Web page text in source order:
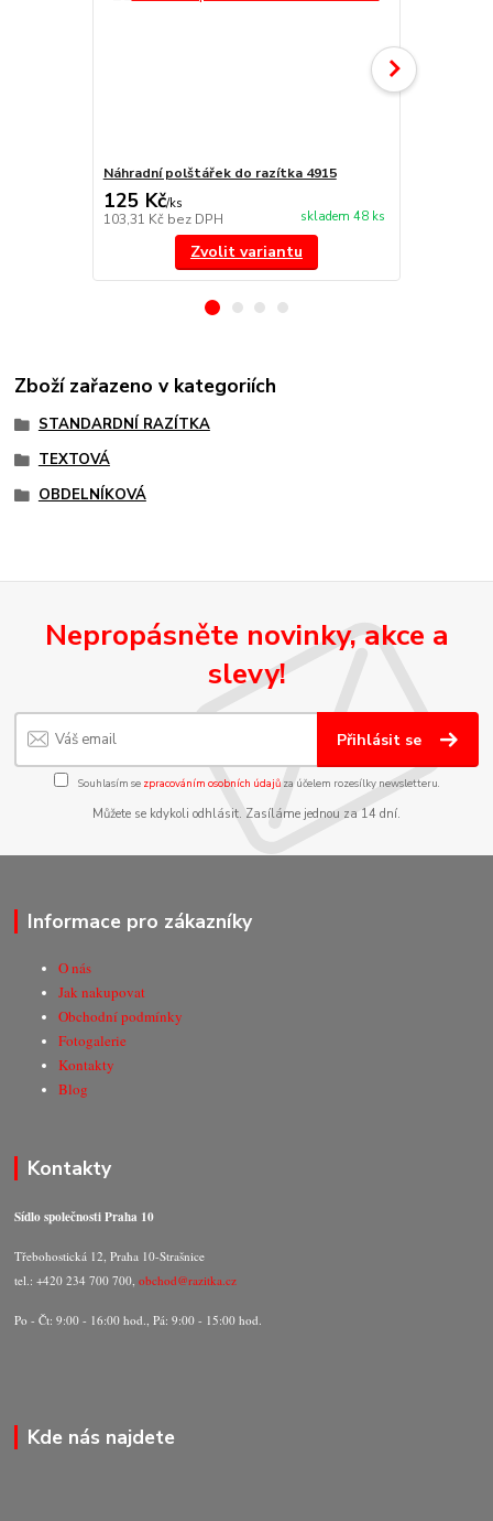
Náhradní polštářek do razítka 4915
125 Kč/ks
103,31 Kč bez DPH skladem 48 ks
Zvolit variantu
Zboží zařazeno v kategoriích
STANDARDNÍ RAZÍTKA
TEXTOVÁ
OBDELNÍKOVÁ
Nepropásněte novinky, akce a
slevy!
Přihlásit se
Souhlasím se zpracováním osobních údajůza účelem rozesílky newsletteru.
Můžete se kdykoli odhlásit. Zasíláme jednou za 14 dní.
Informace pro zákazníky
O nás
Jak nakupovat
Obchodní podmínky
Fotogalerie
Kontakty
Blog
Kontakty
Sídlo společnosti Praha 10
Třebohostická 12, Praha 10-Strašnice
tel.: +420 234 700 700,obchod@razitka.cz
Po - Čt: 9:00 - 16:00 hod., Pá: 9:00 - 15:00 hod.
Kde nás najdete